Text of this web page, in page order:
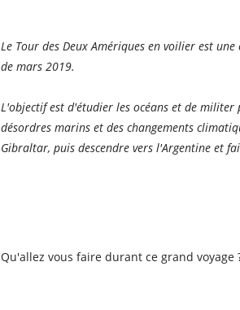
Le Tour des Deux Amériques en voilier est
de mars 2019.
L'objectif est d'étudier les océans et de
désordres marins et des changements
Gibraltar, puis descendre vers l'Argentine et
Qu'allez vous faire durant ce grand voyage